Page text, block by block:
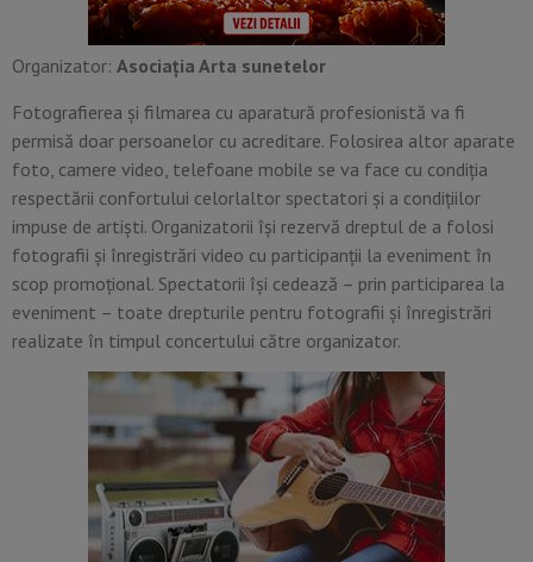
Organizator: Asociaţia Arta sunetelor
Fotografierea şi filmarea cu aparatură profesionistă va fi
permisă doar persoanelor cu acreditare. Folosirea altor aparate
foto, camere video, telefoane mobile se va face cu condiția
respectării confortului celorlaltor spectatori și a condițiilor
impuse de artişti. Organizatorii își rezervă dreptul de a folosi
fotografii și înregistrări video cu participanții la eveniment în
scop promoţional. Spectatorii își cedează – prin participarea la
eveniment – toate drepturile pentru fotografii și înregistrări
realizate în timpul concertului către organizator.